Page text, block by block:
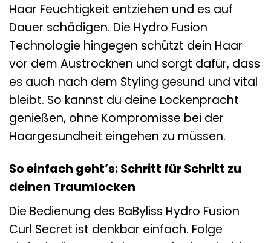
Haar Feuchtigkeit entziehen und es auf
Dauer schädigen. Die Hydro Fusion
Technologie hingegen schützt dein Haar
vor dem Austrocknen und sorgt dafür, dass
es auch nach dem Styling gesund und vital
bleibt. So kannst du deine Lockenpracht
genießen, ohne Kompromisse bei der
Haargesundheit eingehen zu müssen.
So einfach geht’s: Schritt für Schritt zu
deinen Traumlocken
Die Bedienung des BaByliss Hydro Fusion
Curl Secret ist denkbar einfach. Folge